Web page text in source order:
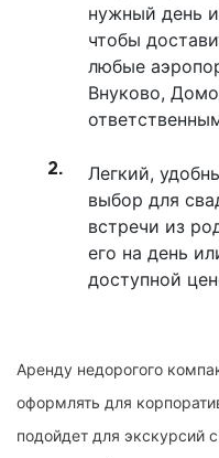
нужный день
чтобы
любые
Внуково,
Легкий,
выбор для
встречи из
его на день
доступной
Аренду недорогого
оформлять для
подойдет для экскурсий